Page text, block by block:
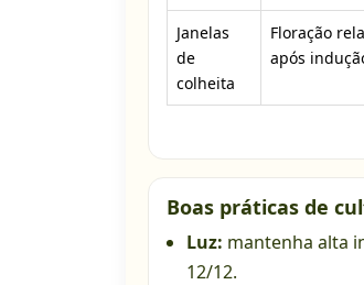
Janelas
de
colheita
Floração
após
Boas práticas de
Luz: mantenha alta
12/12.